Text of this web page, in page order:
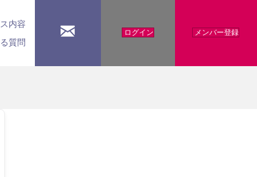
内容
質問
ログイン メンバー登録